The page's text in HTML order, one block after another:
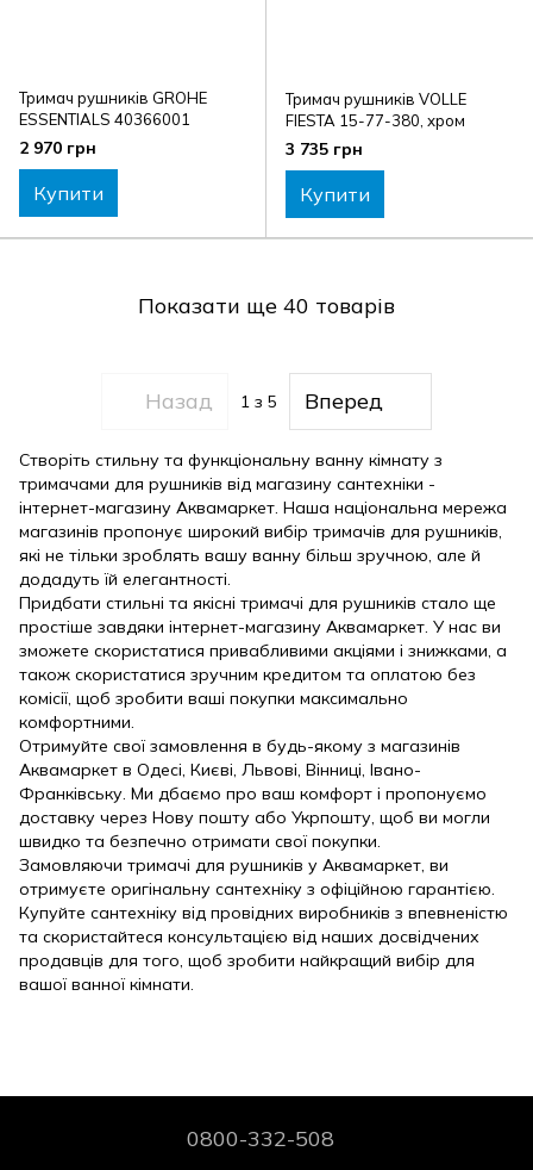
Тримач рушників GROHE
ESSENTIALS 40366001
2 970 грн
Купити
Тримач рушників VOLLE
FIESTA 15-77-380, хром
3 735 грн
Купити
Показати ще 40 товарів
Назад 1 з 5 Вперед
Створіть стильну та функціональну ванну кімнату з
тримачами для рушників від магазину сантехніки -
інтернет-магазину Аквамаркет. Наша національна мережа
магазинів пропонує широкий вибір тримачів для рушників,
які не тільки зроблять вашу ванну більш зручною, але й
додадуть їй елегантності.
Придбати стильні та якісні тримачі для рушників стало ще
простіше завдяки інтернет-магазину Аквамаркет. У нас ви
зможете скористатися привабливими акціями і знижками, а
також скористатися зручним кредитом та оплатою без
комісії, щоб зробити ваші покупки максимально
комфортними.
Отримуйте свої замовлення в будь-якому з магазинів
Аквамаркет в Одесі, Києві, Львові, Вінниці, Івано-
Франківську. Ми дбаємо про ваш комфорт і пропонуємо
доставку через Нову пошту або Укрпошту, щоб ви могли
швидко та безпечно отримати свої покупки.
Замовляючи тримачі для рушників у Аквамаркет, ви
отримуєте оригінальну сантехніку з офіційною гарантією.
Купуйте сантехніку від провідних виробників з впевненістю
та скористайтеся консультацією від наших досвідчених
продавців для того, щоб зробити найкращий вибір для
вашої ванної кімнати.
0800-332-508